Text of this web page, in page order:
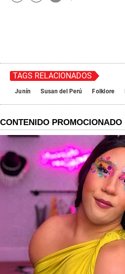
TAGS RELACIONADOS
Junín Susan del Perú Folklore